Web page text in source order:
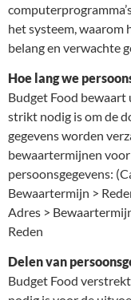
het systeem, waarom
belang en verwachte
Hoe lang we
Budget Food bewaart
strikt nodig is om de
gegevens worden
bewaartermijnen
persoonsgegevens:
Bewaartermijn >
Adres >
Reden
Delen van
Budget Food